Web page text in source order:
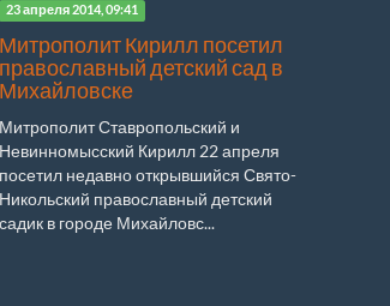
23 апреля 2014, 09:41
Митрополит Кирилл посетил
православный детский сад в
Михайловске
Митрополит Ставропольский и
Невинномысский Кирилл 22 апреля
посетил недавно открывшийся Свято-
Никольский православный детский
садик в городе Михайловс...